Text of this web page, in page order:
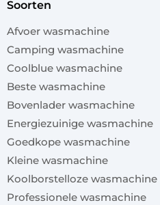
soorten
Afvoer wasmachine
Camping wasmachine
Coolblue wasmachine
Beste wasmachine
Bovenlader wasmachine
Energiezuinige wasmachine
Goedkope wasmachine
Kleine wasmachine
Koolborstelloze wasmachine
Professionele wasmachine